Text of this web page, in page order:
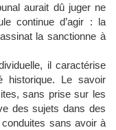
aurait dû juger ne
continue d’agir : la
la sanctionne à
il caractérise
historique. Le savoir
sans prise sur les
des sujets dans des
sans avoir à